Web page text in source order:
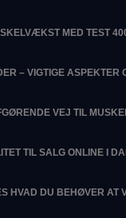
MED TEST
– VIGTIGE ASPEKTER
VEJ TIL
TIL SALG ONLINE I
HVAD DU BEHØVER AT